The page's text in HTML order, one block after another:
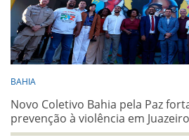
BAHIA
Novo Coletivo Bahia pela Paz
prevenção à violência em Juazeiro